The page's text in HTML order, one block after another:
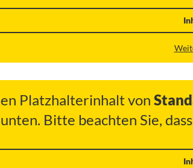
Platzhalterinhalt von
Bitte beachten Sie,